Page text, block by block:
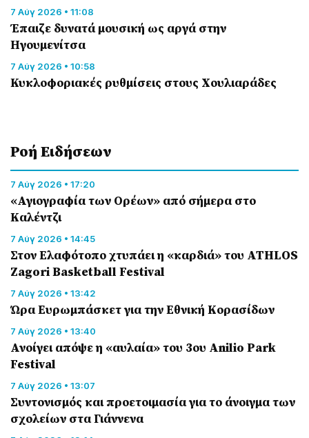
7 Αύγ 2026 • 11:08
Έπαιζε δυνατά μουσική ως αργά στην
Ηγουμενίτσα
7 Αύγ 2026 • 10:58
Κυκλοφοριακές ρυθμίσεις στους Χουλιαράδες
Ροή Eιδήσεων
7 Αύγ 2026 • 17:20
«Αγιογραφία των Ορέων» από σήμερα στο
Καλέντζι
7 Αύγ 2026 • 14:45
Στον Ελαφότοπο χτυπάει η «καρδιά» του ATHLOS
Zagori Basketball Festival
7 Αύγ 2026 • 13:42
Ώρα Ευρωμπάσκετ για την Εθνική Κορασίδων
7 Αύγ 2026 • 13:40
Ανοίγει απόψε η «αυλαία» του 3ου Anilio Park
Festival
7 Αύγ 2026 • 13:07
Συντονισμός και προετοιμασία για το άνοιγμα των
σχολείων στα Γιάννενα